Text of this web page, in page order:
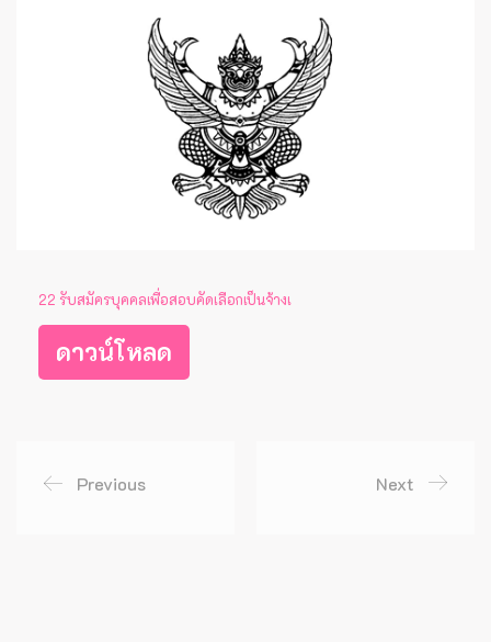
22 รับสมัครบุคคลเพื่อสอบคัดเลือกเป็นจ้างเ
ดาวน์โหลด
Previous Next